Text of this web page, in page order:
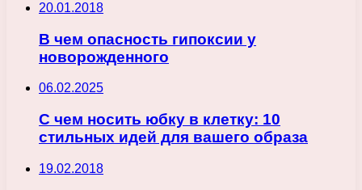
20.01.2018
В чем опасность гипоксии у
новорожденного
06.02.2025
С чем носить юбку в клетку: 10
стильных идей для вашего образа
19.02.2018